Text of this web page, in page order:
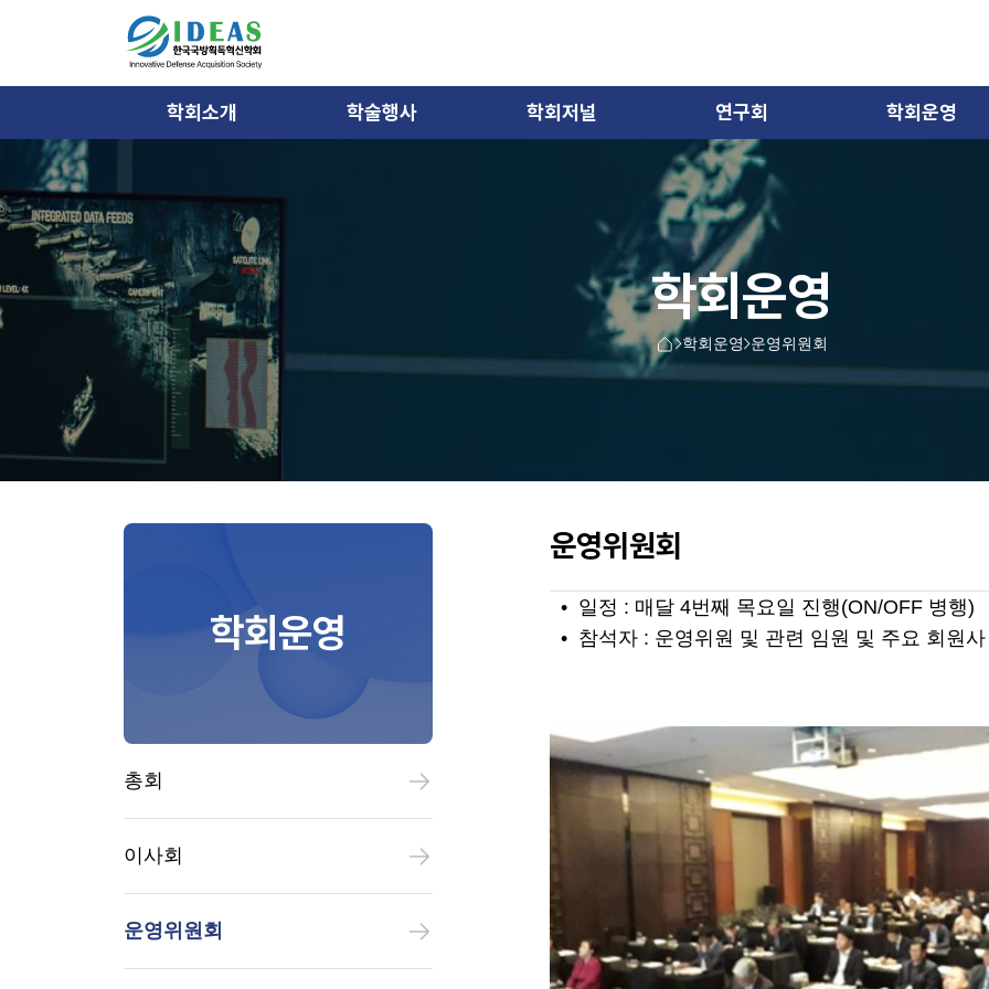
학회운영
학회운영 운영위원회
학회운영
총회
이사회
운영위원회
운영위원회
• 일정 : 매달 4번째 목요일 진행(ON/OFF 병행)
• 참석자 : 운영위원 및 관련 임원 및 주요 회원
학회소개 학술행사 학회저널 연구회 학회운영